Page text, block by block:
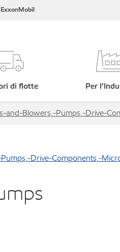
di flotte Per
and-Blowers,-Pumps,-Drive-
Drive-Components,-